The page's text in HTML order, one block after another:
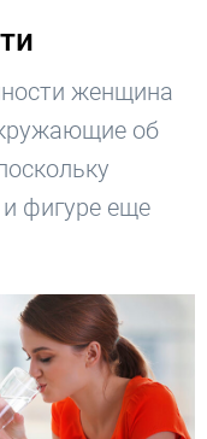
женщина
об
фигуре еще